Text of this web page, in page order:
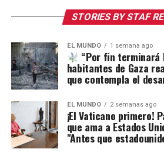
STORIES BY STAF
EL MUNDO 1 semana ago
“Por fin terminará
habitantes de Gaza
que contempla el
EL MUNDO 2 semanas ago
¡El Vaticano primero!
que ama a Estados
"Antes que